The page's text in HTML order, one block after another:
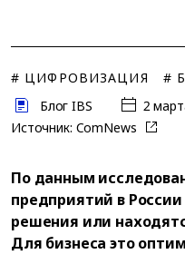
# ЦИФРОВИЗАЦИЯ
#
Блог IBS
2
Источник: ComNews
По данным
предприятий в
решения или
Для бизнеса это